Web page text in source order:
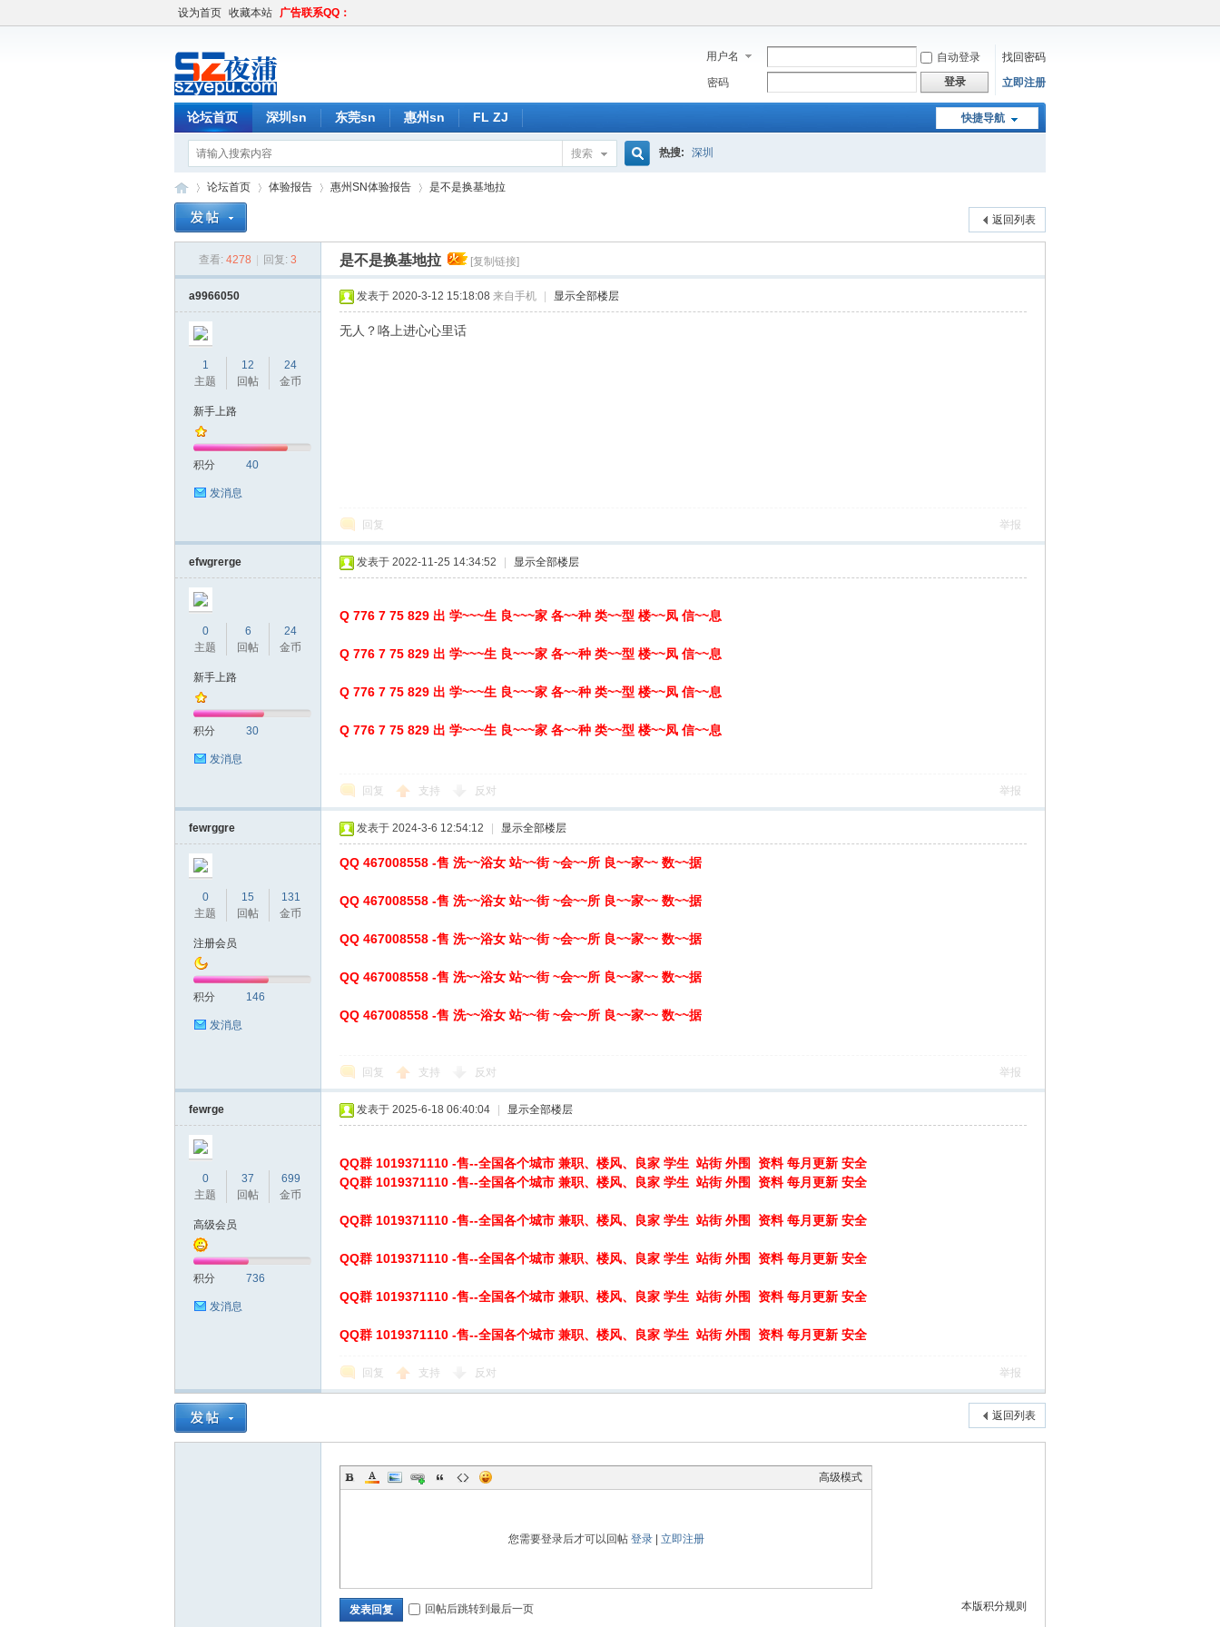
设为首页 收藏本站 广告联系QQ：
用户名 自动登录
找回密码
密码
登录 立即注册
快捷导航
论坛首页 深圳sn 东莞sn 惠州sn FL ZJ
搜索 热搜: 深圳
夜
论坛首页 体验报告 惠州SN体验报告
›
是不是换基地拉
返回列表
查看: 4278 回复: 3 是不是换基地拉 [复制链接]
a9966050
1
主题
12
回帖
24
金币
新手上路
积分 40
发消息
发表于 2020-3-12 15:18:08 来自手机 显示全部楼层
无人？咯上进心心里话
回复 举报
efwgrerge
0
主题
6
回帖
24
金币
新手上路
积分 30
发消息
发表于 2022-11-25 14:34:52 显示全部楼层
Q 776 7 75 829 出 学~~~生 良~~~家 各~~种 类~~型 楼~~凤 信~~息
Q 776 7 75 829 出 学~~~生 良~~~家 各~~种 类~~型 楼~~凤 信~~息
Q 776 7 75 829 出 学~~~生 良~~~家 各~~种 类~~型 楼~~凤 信~~息
Q 776 7 75 829 出 学~~~生 良~~~家 各~~种 类~~型 楼~~凤 信~~息
回复 支持 反对 举报
fewrggre
0
主题
15
回帖
131
金币
注册会员
积分 146
发消息
发表于 2024-3-6 12:54:12 显示全部楼层
QQ 467008558 -售 洗~~浴女 站~~街 ~会~~所 良~~家~~ 数~~据
QQ 467008558 -售 洗~~浴女 站~~街 ~会~~所 良~~家~~ 数~~据
QQ 467008558 -售 洗~~浴女 站~~街 ~会~~所 良~~家~~ 数~~据
QQ 467008558 -售 洗~~浴女 站~~街 ~会~~所 良~~家~~ 数~~据
QQ 467008558 -售 洗~~浴女 站~~街 ~会~~所 良~~家~~ 数~~据
回复 支持 反对 举报
fewrge
0
主题
37
回帖
699
金币
高级会员
积分 736
发消息
发表于 2025-6-18 06:40:04 显示全部楼层
QQ群 1019371110 -售--全国各个城市 兼职、楼风、良家 学生 站街 外围 资料 每月更新 安全
QQ群 1019371110 -售--全国各个城市 兼职、楼风、良家 学生 站街 外围 资料 每月更新 安全
QQ群 1019371110 -售--全国各个城市 兼职、楼风、良家 学生 站街 外围 资料 每月更新 安全
QQ群 1019371110 -售--全国各个城市 兼职、楼风、良家 学生 站街 外围 资料 每月更新 安全
QQ群 1019371110 -售--全国各个城市 兼职、楼风、良家 学生 站街 外围 资料 每月更新 安全
QQ群 1019371110 -售--全国各个城市 兼职、楼风、良家 学生 站街 外围 资料 每月更新 安全
回复 支持 反对 举报
返回列表
高级模式
您需要登录后才可以回帖 登录| 立即注册
本版积分规则
发表回复 回帖后跳转到最后一页